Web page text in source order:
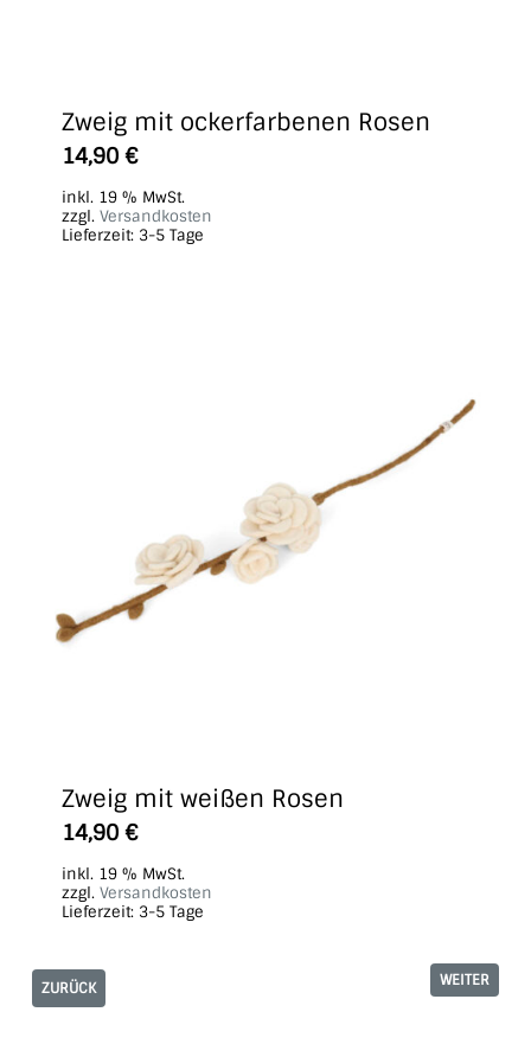
Zweig mit ockerfarbenen Rosen
14,90 €
inkl. 19 % MwSt.
zzgl. Versandkosten
Lieferzeit: 3-5 Tage
Zweig mit weißen Rosen
14,90 €
inkl. 19 % MwSt.
zzgl. Versandkosten
Lieferzeit: 3-5 Tage
ZURÜCK WEITER